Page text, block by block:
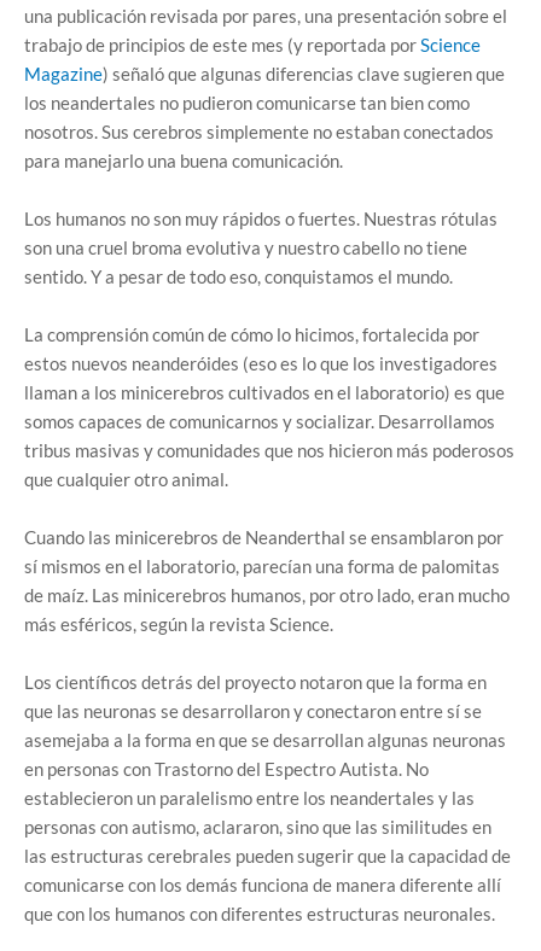
una publicación revisada por pares, una presentación sobre el
trabajo de principios de este mes (y reportada porScience
Magazine) señaló que algunas diferencias clave sugieren que
los neandertales no pudieron comunicarse tan bien como
nosotros. Sus cerebros simplemente no estaban conectados
para manejarlo una buena comunicación.
Los humanos no son muy rápidos o fuertes. Nuestras rótulas
son una cruel broma evolutiva y nuestro cabello no tiene
sentido. Y a pesar de todo eso, conquistamos el mundo.
La comprensión común de cómo lo hicimos, fortalecida por
estos nuevos neanderóides (eso es lo que los investigadores
llaman a los minicerebros cultivados en el laboratorio) es que
somos capaces de comunicarnos y socializar. Desarrollamos
tribus masivas y comunidades que nos hicieron más poderosos
que cualquier otro animal.
Cuando las minicerebros de Neanderthal se ensamblaron por
sí mismos en el laboratorio, parecían una forma de palomitas
de maíz. Las minicerebros humanos, por otro lado, eran mucho
más esféricos, según la revista Science.
Los científicos detrás del proyecto notaron que la forma en
que las neuronas se desarrollaron y conectaron entre sí se
asemejaba a la forma en que se desarrollan algunas neuronas
en personas con Trastorno del Espectro Autista. No
establecieron un paralelismo entre los neandertales y las
personas con autismo, aclararon, sino que las similitudes en
las estructuras cerebrales pueden sugerir que la capacidad de
comunicarse con los demás funciona de manera diferente allí
que con los humanos con diferentes estructuras neuronales.